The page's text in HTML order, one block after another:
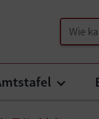
Suche
for "Unser